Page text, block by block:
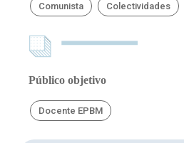
Comunista Colectividades
Público objetivo
Docente EPBM